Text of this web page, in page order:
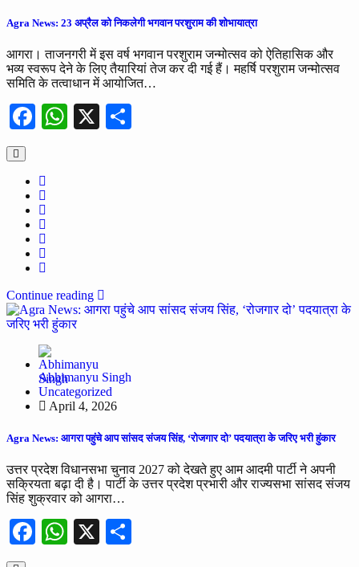
Agra News: 23 अप्रैल को निकलेगी भगवान परशुराम की शोभायात्रा
आगरा। ताजनगरी में इस वर्ष भगवान परशुराम जन्मोत्सव को ऐतिहासिक और
भव्य स्वरूप देने के लिए तैयारियां तेज कर दी गई हैं। महर्षि परशुराम जन्मोत्सव
समिति के तत्वाधान में आयोजित…
Facebook
WhatsApp
X
Continue reading
Abhimanyu Singh
Uncategorized
April 4, 2026
Agra News: आगरा पहुंचे आप सांसद संजय सिंह, ‘रोजगार दो’ पदयात्रा के जरिए भरी हुंकार
उत्तर प्रदेश विधानसभा चुनाव 2027 को देखते हुए आम आदमी पार्टी ने अपनी
सक्रियता बढ़ा दी है। पार्टी के उत्तर प्रदेश प्रभारी और राज्यसभा सांसद संजय
सिंह शुक्रवार को आगरा…
Facebook
WhatsApp
X